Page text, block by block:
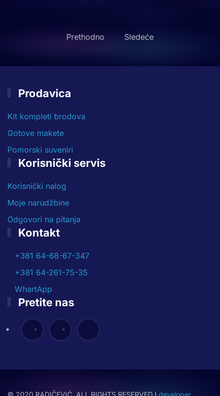
Prethodno Sledeće
Prodavica
Kit kompleti brodova
Gotove makete
Pomorski suveniri
Korisnički servis
Korisnički nalog
Moje narudžbine
Odgovori na pitanja
Kontakt
+381 64-68-67-347
+381 64-261-75-35
WhartApp
Pretite nas
© 2020 RADIČEVIĆ. ALL RIGHTS RESERVED I developer